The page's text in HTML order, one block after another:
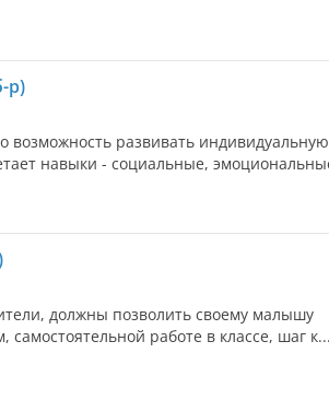
р)
возможность развивать индивидуальную
навыки - социальные,
должны позволить своему малышу
работе в классе, шаг к...